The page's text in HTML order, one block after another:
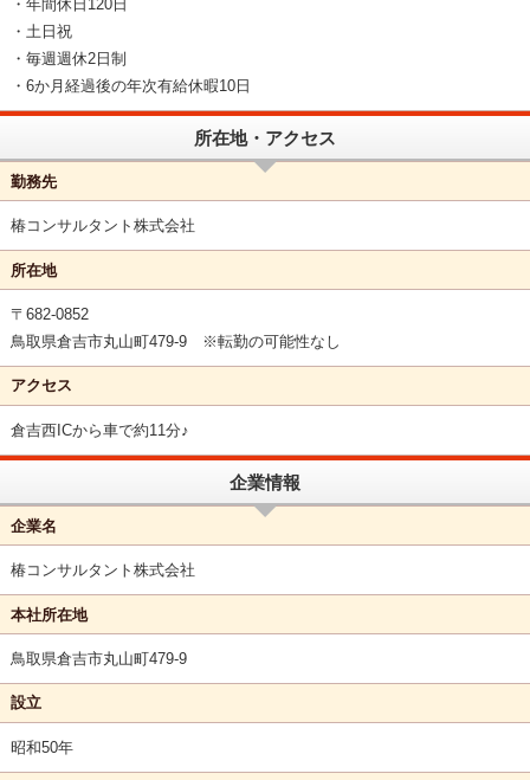
・年間休日120日
・土日祝
・毎週週休2日制
・6か月経過後の年次有給休暇10日
所在地・アクセス
勤務先
椿コンサルタント株式会社
所在地
〒682-0852
鳥取県倉吉市丸山町479-9 ※転勤の可能性なし
アクセス
倉吉西ICから車で約11分♪
企業情報
企業名
椿コンサルタント株式会社
本社所在地
鳥取県倉吉市丸山町479-9
設立
昭和50年